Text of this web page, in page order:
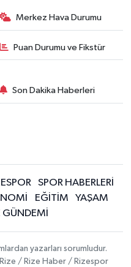
Merkez Hava Durumu
Puan Durumu ve Fikstür
Son Dakika Haberleri
SPOR HABERLERİ
EĞİTİM
YAŞAM
GÜNDEMİ
yazarları sorumludur.
/ Rize Haber / Rizespor